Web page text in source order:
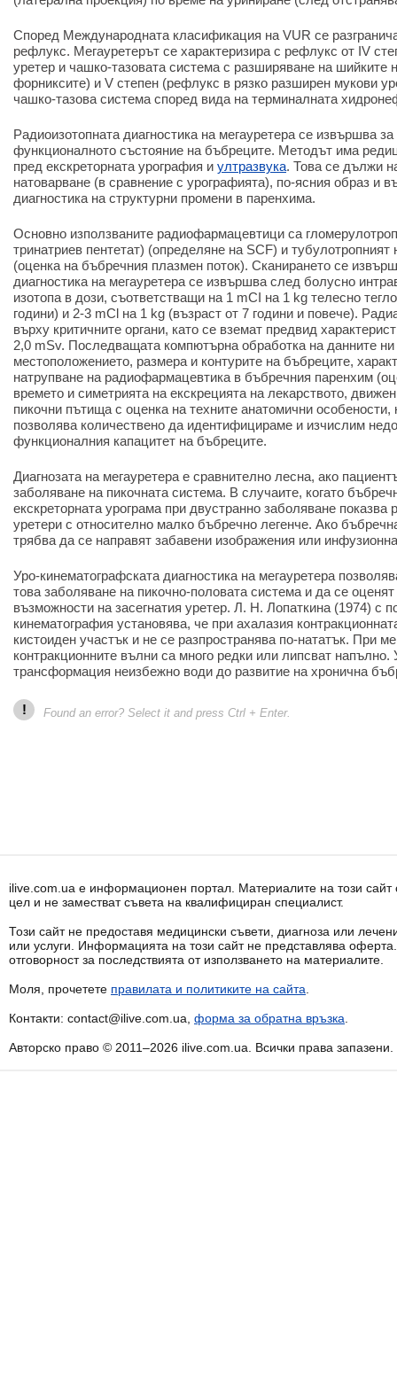
Според Международната класификация на VUR се
рефлукс. Мегауретерът се характеризира с рефлукс от IV
уретер и чашко-тазовата система с разширяване на шийките
форниксите) и V степен (рефлукс в рязко разширен мукови
чашко-тазова система според вида на терминалната
Радиоизотопната диагностика на мегауретера се извършва
функционалното състояние на бъбреците. Методът има
пред екскреторната урография и ултразвука. Това се дължи
натоварване (в сравнение с урографията), по-ясния образ и
диагностика на структурни промени в паренхима.
Основно използваните радиофармацевтици са
тринатриев пентетат) (определяне на SCF) и тубулотропният
(оценка на бъбречния плазмен поток). Сканирането се
диагностика на мегауретера се извършва след болусно
изотопа в дози, съответстващи на 1 mСІ на 1 kg телесно
години) и 2-3 mСl на 1 kg (възраст от 7 години и повече).
върху критичните органи, като се вземат предвид
2,0 mSv. Последващата компютърна обработка на данните
местоположението, размера и контурите на бъбреците,
натрупване на радиофармацевтика в бъбречния паренхим
времето и симетрията на екскрецията на лекарството,
пикочни пътища с оценка на техните анатомични особености,
позволява количествено да идентифицираме и изчислим
функционалния капацитет на бъбреците.
Диагнозата на мегауретера е сравнително лесна, ако
заболяване на пикочната система. В случаите, когато
екскреторната урограма при двустранно заболяване показва
уретери с относително малко бъбречно легенче. Ако
трябва да се направят забавени изображения или
Уро-кинематографската диагностика на мегауретера
това заболяване на пикочно-половата система и да се
възможности на засегнатия уретер. Л. Н. Лопаткина (1974) с
кинематография установява, че при ахалазия
кистоиден участък и не се разпространява по-нататък. При
контракционните вълни са много редки или липсват
трансформация неизбежно води до развитие на хронична
! Found an error? Select it and press Ctrl + Enter.
ilive.com.ua е информационен портал. Материалите на този
цел и не заместват съвета на квалифициран специалист.
Този сайт не предоставя медицински съвети, диагноза или
или услуги. Информацията на този сайт не представлява
отговорност за последствията от използването на материалите.
Моля, прочетете правилата и политиките на сайта
Контакти: contact@ilive.com.ua, форма за обратна връзка
Авторско право © 2011–2026 ilive.com.ua. Всички права запазени.